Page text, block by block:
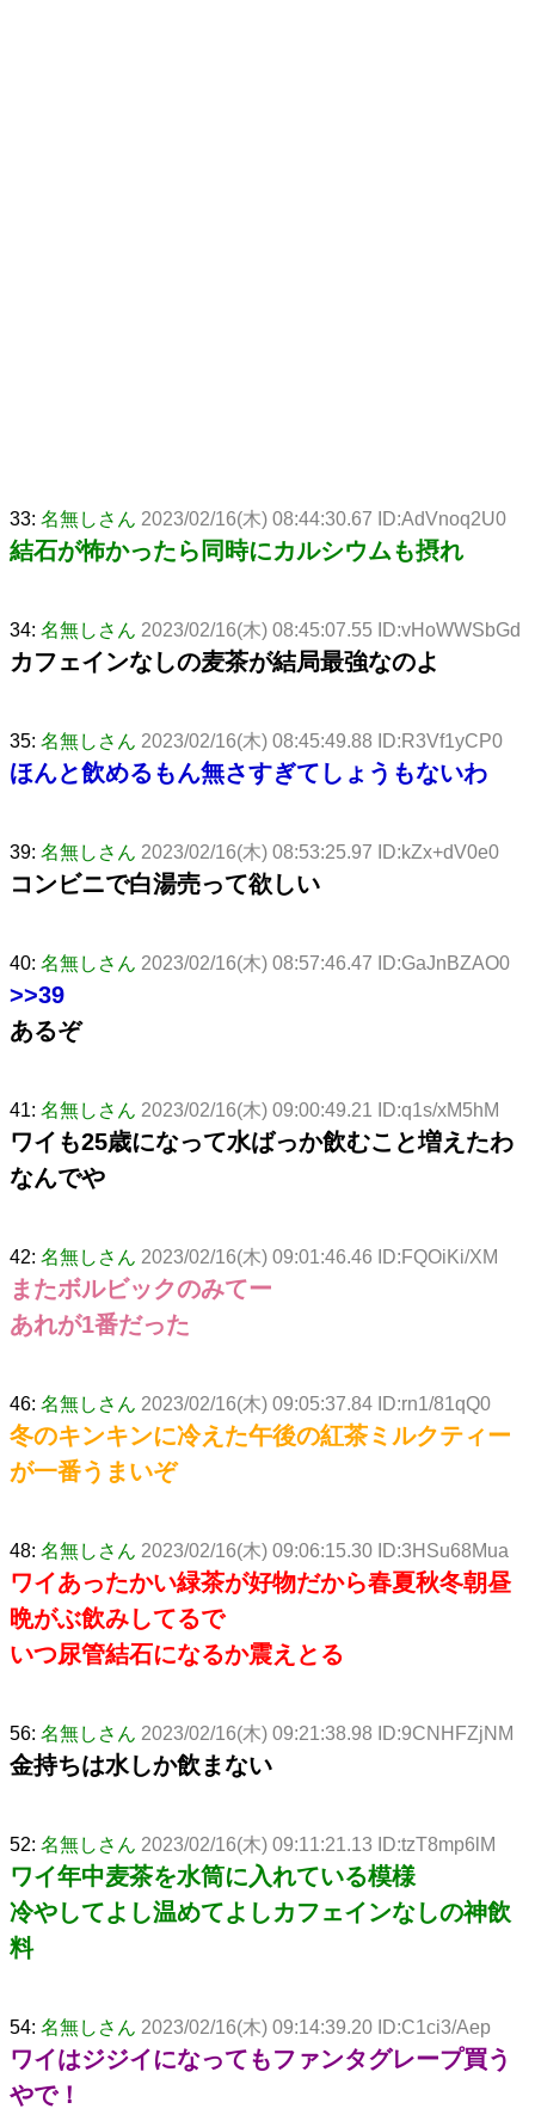
33: 名無しさん 2023/02/16(木) 08:44:30.67 ID:AdVnoq2U0
結石が怖かったら同時にカルシウムも摂れ
34: 名無しさん 2023/02/16(木) 08:45:07.55 ID:vHoWWSbGd
カフェインなしの麦茶が結局最強なのよ
35: 名無しさん 2023/02/16(木) 08:45:49.88 ID:R3Vf1yCP0
ほんと飲めるもん無さすぎてしょうもないわ
39: 名無しさん 2023/02/16(木) 08:53:25.97 ID:kZx+dV0e0
コンビニで白湯売って欲しい
40: 名無しさん 2023/02/16(木) 08:57:46.47 ID:GaJnBZAO0
>>39
あるぞ
41: 名無しさん 2023/02/16(木) 09:00:49.21 ID:q1s/xM5hM
ワイも25歳になって水ばっか飲むこと増えたわ
なんでや
42: 名無しさん 2023/02/16(木) 09:01:46.46 ID:FQOiKi/XM
またボルビックのみてー
あれが1番だった
46: 名無しさん 2023/02/16(木) 09:05:37.84 ID:rn1/81qQ0
冬のキンキンに冷えた午後の紅茶ミルクティー
が一番うまいぞ
48: 名無しさん 2023/02/16(木) 09:06:15.30 ID:3HSu68Mua
ワイあったかい緑茶が好物だから春夏秋冬朝昼
晩がぶ飲みしてるで
いつ尿管結石になるか震えとる
56: 名無しさん 2023/02/16(木) 09:21:38.98 ID:9CNHFZjNM
金持ちは水しか飲まない
52: 名無しさん 2023/02/16(木) 09:11:21.13 ID:tzT8mp6lM
ワイ年中麦茶を水筒に入れている模様
冷やしてよし温めてよしカフェインなしの神飲
料
54: 名無しさん 2023/02/16(木) 09:14:39.20 ID:C1ci3/Aep
ワイはジジイになってもファンタグレープ買う
やで！